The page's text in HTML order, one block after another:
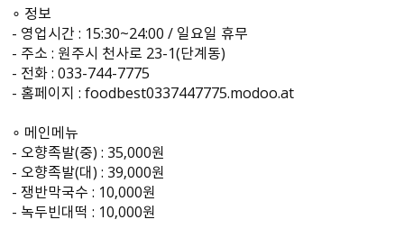
∘ 정보
- 영업시간 : 15:30~24:00 / 일요일 휴무
- 주소 : 원주시 천사로 23-1(단계동)
- 전화 : 033-744-7775
- 홈페이지 : foodbest0337447775.modoo.at
∘ 메인메뉴
- 오향족발(중) : 35,000원
- 오향족발(대) : 39,000원
- 쟁반막국수 : 10,000원
- 녹두빈대떡 : 10,000원